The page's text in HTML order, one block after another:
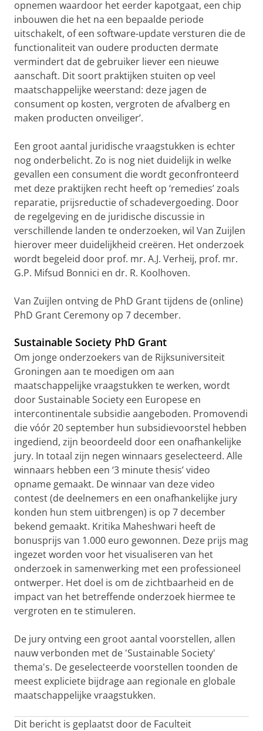
opnemen waardoor het eerder kapotgaat, een chip
inbouwen die het na een bepaalde periode
uitschakelt, of een software-update versturen die de
functionaliteit van oudere producten dermate
vermindert dat de gebruiker liever een nieuwe
aanschaft. Dit soort praktijken stuiten op veel
maatschappelijke weerstand: deze jagen de
consument op kosten, vergroten de afvalberg en
maken producten onveiliger’.
Een groot aantal juridische vraagstukken is echter
nog onderbelicht. Zo is nog niet duidelijk in welke
gevallen een consument die wordt geconfronteerd
met deze praktijken recht heeft op ‘remedies’ zoals
reparatie, prijsreductie of schadevergoeding. Door
de regelgeving en de juridische discussie in
verschillende landen te onderzoeken, wil Van Zuijlen
hierover meer duidelijkheid creëren. Het onderzoek
wordt begeleid door prof. mr. A.J. Verheij, prof. mr.
G.P. Mifsud Bonnici en dr. R. Koolhoven.
Van Zuijlen ontving de PhD Grant tijdens de (online)
PhD Grant Ceremony op 7 december.
Sustainable Society PhD Grant
Om jonge onderzoekers van de Rijksuniversiteit
Groningen aan te moedigen om aan
maatschappelijke vraagstukken te werken, wordt
door Sustainable Society een Europese en
intercontinentale subsidie aangeboden. Promovendi
die vóór 20 september hun subsidievoorstel hebben
ingediend, zijn beoordeeld door een onafhankelijke
jury. In totaal zijn negen winnaars geselecteerd. Alle
winnaars hebben een ‘3 minute thesis’ video
opname gemaakt. De winnaar van deze video
contest (de deelnemers en een onafhankelijke jury
konden hun stem uitbrengen) is op 7 december
bekend gemaakt. Kritika Maheshwari heeft de
bonusprijs van 1.000 euro gewonnen. Deze prijs mag
ingezet worden voor het visualiseren van het
onderzoek in samenwerking met een professioneel
ontwerper. Het doel is om de zichtbaarheid en de
impact van het betreffende onderzoek hiermee te
vergroten en te stimuleren.
De jury ontving een groot aantal voorstellen, allen
nauw verbonden met de 'Sustainable Society'
thema's. De geselecteerde voorstellen toonden de
meest expliciete bijdrage aan regionale en globale
maatschappelijke vraagstukken.
Dit bericht is geplaatst door de Faculteit